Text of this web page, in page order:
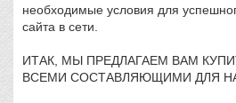
необходимые условия для
сайта в сети.
ИТАК, МЫ ПРЕДЛАГАЕМ ВАМ
ВСЕМИ СОСТАВЛЯЮЩИМИ ДЛЯ